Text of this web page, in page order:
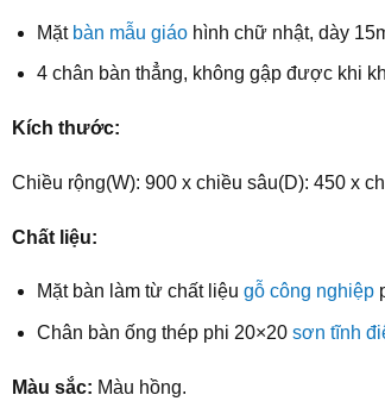
Mặt bàn mẫu giáohình chữ nhật, dày
4 chân bàn thẳng, không gập được khi
Kích thước:
Chiều rộng(W): 900 x chiều sâu(D): 450 x
Chất liệu:
Mặt bàn làm từ chất liệu gỗ công nghiệp
Chân bàn ống thép phi 20×20 sơn tĩnh
Màu sắc: Màu hồng.